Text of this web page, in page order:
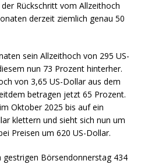
Rückschritt vom Allzeithoch
derzeit ziemlich genau 50
sein Allzeithoch von 295 US-
nun 73 Prozent hinterher.
von 3,65 US-Dollar aus dem
betragen jetzt 65 Prozent.
Oktober 2025 bis auf ein
klettern und sieht sich nun um
Preisen um 620 US-Dollar.
gestrigen Börsendonnerstag 434